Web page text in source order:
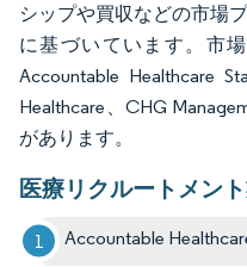
シップや買収などの市場
に基づいています。市
Accountable Healthcare
Healthcare、CHG
があります。
医療リクルートメン
Accountable